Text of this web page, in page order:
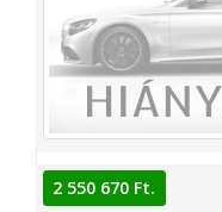
2 550 670 Ft.